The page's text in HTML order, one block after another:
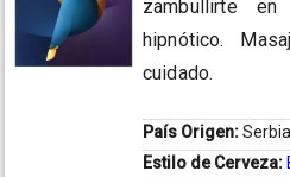
zambullirte
hipnótico.
cuidado.
País Origen:Serbia
Estilo de Cerveza: